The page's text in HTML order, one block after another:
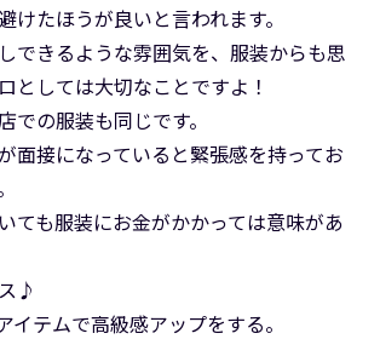
けたほうが良いと言われます。
できるような雰囲気を、服装からも思
としては大切なことですよ！
での服装も同じです。
面接になっていると緊張感を持ってお
ても服装にお金がかかっては意味があ
♪
イテムで高級感アップをする。